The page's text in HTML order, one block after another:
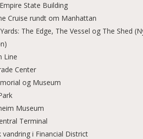
State Building
Cruise rundt om Manhattan
The Edge, The Vessel og The Shed
Line
Center
og Museum
Museum
Terminal
vandring i Financial District